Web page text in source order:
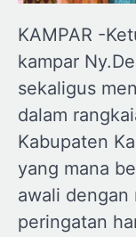
KAMPAR -
kampar
sekaligus
dalam
Kabupaten
yang mana
awali dengan
peringatan